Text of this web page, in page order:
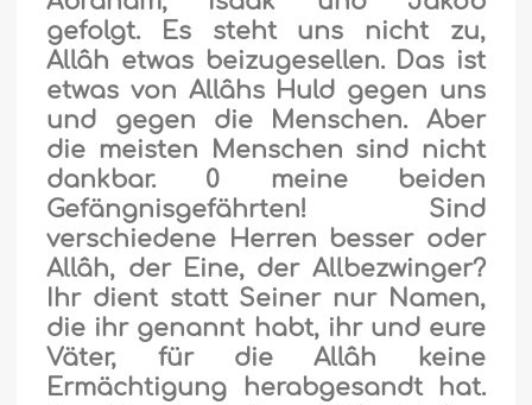
gefolgt. Es steht uns nicht zu,
Allâh etwas beizugesellen. Das ist
etwas von Allâhs Huld gegen uns
und gegen die Menschen. Aber
die meisten Menschen sind nicht
dankbar. 0 meine beiden
Gefängnisgefährten! Sind
verschiedene Herren besser oder
Allâh, der Eine, der Allbezwinger?
Ihr dient statt Seiner nur Namen,
die ihr genannt habt, ihr und eure
Väter, für die Allâh keine
Ermächtigung herabgesandt hat.